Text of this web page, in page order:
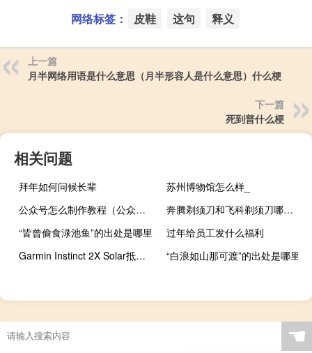
网络标签： 皮鞋 这句 释义
上一篇
月半网络用语是什么意思（月半形容人是什么意思）什么梗
下一篇
死到普什么梗
相关问题
拜年如何问候长辈
苏州博物馆怎么样_
公众号怎么制作教程（公众号怎么制作）
奔腾剃须刀和飞科剃须刀哪个好
“皆曾偷食渌池鱼”的出处是哪里
过年给员工发什么福利
Garmin Instinct 2X Solar抵达葡萄牙 自主权长达40天
“白浪如山那可渡”的出处是哪里
☚